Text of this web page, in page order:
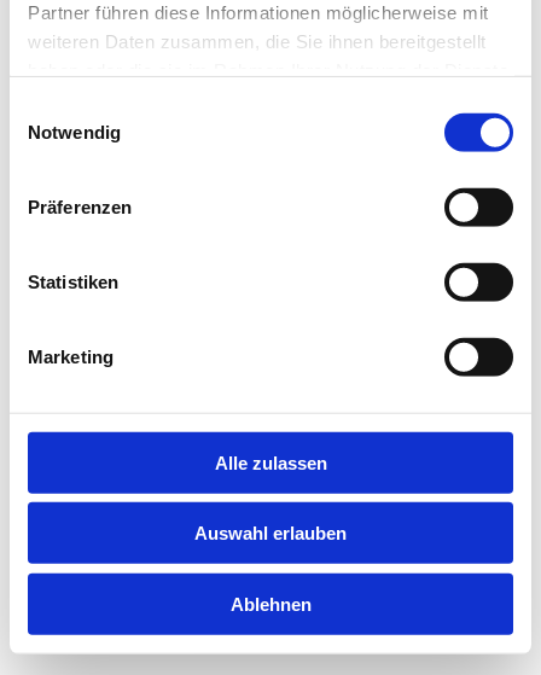
Partner führen diese Informationen möglicherweise mit
weiteren Daten zusammen, die Sie ihnen bereitgestellt
Notwendig
Präferenzen
Statistiken
Marketing
Alle zulassen
Auswahl erlauben
Ablehnen
loadingjobninja.com
for more